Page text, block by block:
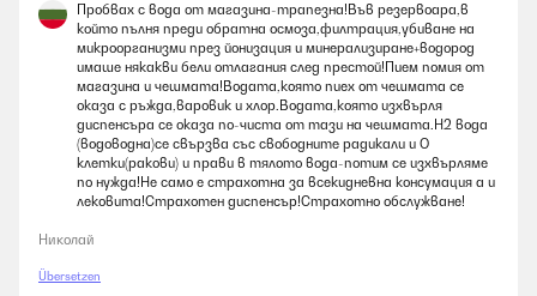
Пробвах с вода от магазина-трапезна!Във резервоара,в
който пълня преди обратна осмоза,филтрация,убиване на
микроорганизми през йонизация и минерализиране+водород
имаше някакви бели отлагания след престой!Пием помия от
магазина и чешмата!Водата,която пиех от чешмата се
оказа с ръжда,варовик и хлор.Водата,която изхвърля
диспенсъра се оказа по-чиста от тази на чешмата.Н2 вода
(водоводна)се свързва със свободните радикали и О
клетки(ракови) и прави в тялото вода-потим се изхвърляме
по нужда!Не само е страхотна за всекидневна консумация а и
лековита!Страхотен диспенсър!Страхотно обслужване!
Николай
Übersetzen